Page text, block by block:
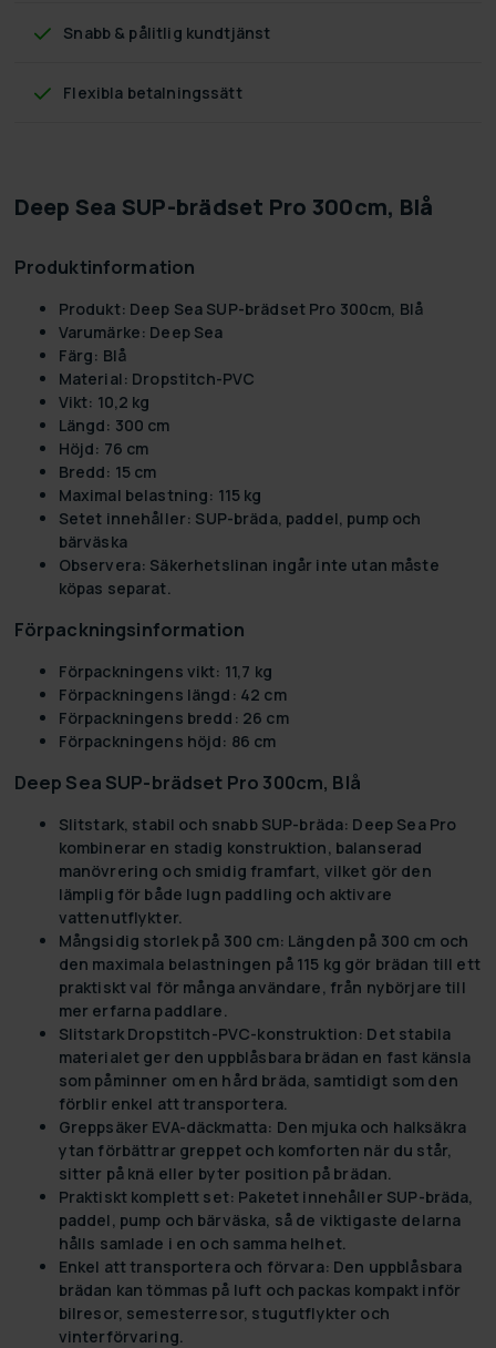
Snabb & pålitlig kundtjänst
Flexibla betalningssätt
Deep Sea SUP-brädset Pro 300cm, Blå
Produktinformation
Produkt: Deep Sea SUP-brädset Pro 300cm, Blå
Varumärke: Deep Sea
Färg: Blå
Material: Dropstitch-PVC
Vikt: 10,2 kg
Längd: 300 cm
Höjd: 76 cm
Bredd: 15 cm
Maximal belastning: 115 kg
Setet innehåller: SUP-bräda, paddel, pump och
bärväska
Observera: Säkerhetslinan ingår inte utan måste
köpas separat.
Förpackningsinformation
Förpackningens vikt: 11,7 kg
Förpackningens längd: 42 cm
Förpackningens bredd: 26 cm
Förpackningens höjd: 86 cm
Deep Sea SUP-brädset Pro 300cm, Blå
Slitstark, stabil och snabb SUP-bräda: Deep Sea Pro
kombinerar en stadig konstruktion, balanserad
manövrering och smidig framfart, vilket gör den
lämplig för både lugn paddling och aktivare
vattenutflykter.
Mångsidig storlek på 300 cm: Längden på 300 cm och
den maximala belastningen på 115 kg gör brädan till ett
praktiskt val för många användare, från nybörjare till
mer erfarna paddlare.
Slitstark Dropstitch-PVC-konstruktion: Det stabila
materialet ger den uppblåsbara brädan en fast känsla
som påminner om en hård bräda, samtidigt som den
förblir enkel att transportera.
Greppsäker EVA-däckmatta: Den mjuka och halksäkra
ytan förbättrar greppet och komforten när du står,
sitter på knä eller byter position på brädan.
Praktiskt komplett set: Paketet innehåller SUP-bräda,
paddel, pump och bärväska, så de viktigaste delarna
hålls samlade i en och samma helhet.
Enkel att transportera och förvara: Den uppblåsbara
brädan kan tömmas på luft och packas kompakt inför
bilresor, semesterresor, stugutflykter och
vinterförvaring.